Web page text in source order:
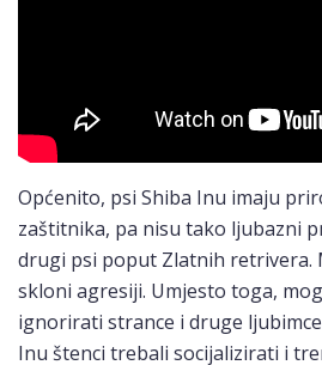
Općenito, psi Shiba Inu imaju
zaštitnika, pa nisu tako ljubazni
drugi psi poput Zlatnih retrivera.
skloni agresiji. Umjesto toga,
ignorirati strance i druge
Inu štenci trebali socijalizirati i